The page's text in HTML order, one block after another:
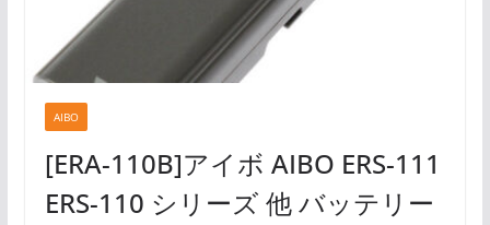
AIBO
[ERA-110B]アイボ AIBO ERS-111
ERS-110 シリーズ 他 バッテリー